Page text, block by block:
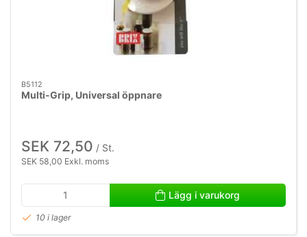
B5112
Multi-Grip, Universal öppnare
SEK 72,50 / St.
SEK 58,00 Exkl. moms
Lägg i varukorg
10 i lager